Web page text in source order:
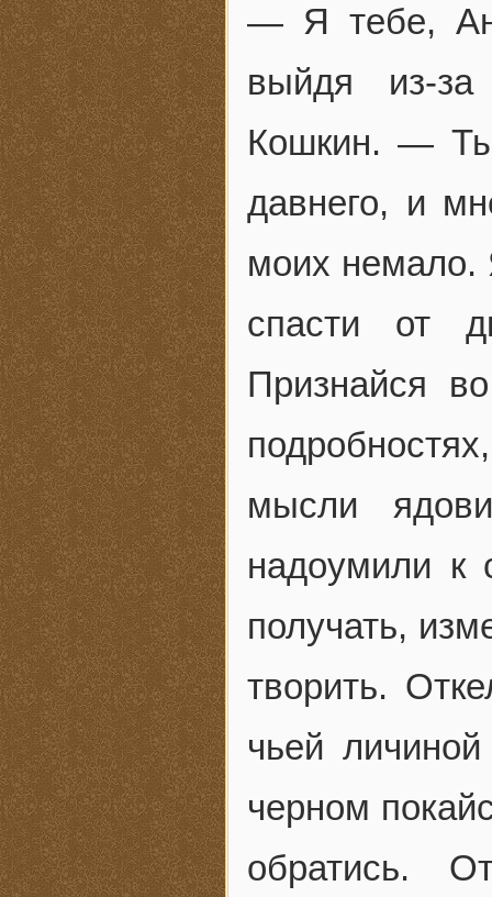
— Я тебе,
выйдя из-
Кошкин. — Ты
давнего, и
моих немало.
спасти от
Признайся
мысли
надоумили к
получать,
творить.
чьей
черном
обратись.